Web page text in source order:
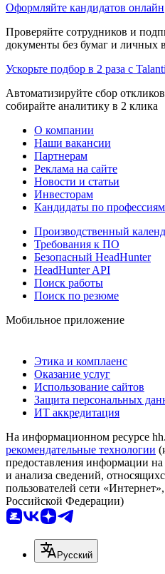
Оформляйте кандидатов онлайн
Проверяйте сотрудников и
документы без бумаг и личных
Ускорьте подбор в 2 раза с
Автоматизируйте сбор
собирайте аналитику в 2 клика
О компании
Наши вакансии
Партнерам
Реклама на сайте
Новости и статьи
Инвесторам
Кандидаты по профессиям
Производственный
Требования к ПО
Безопасный HeadHunter
HeadHunter API
Поиск работы
Поиск по резюме
Мобильное приложение
Этика и комплаенс
Оказание услуг
Использование сайтов
Защита персональных
ИТ аккредитация
На информационном ресурсе
рекомендательные технологии
предоставления информации на
и анализа сведений,
пользователей сети
Российской Федерации)
Русский